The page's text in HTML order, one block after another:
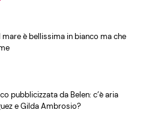
mare è bellissima in bianco ma che
pubblicizzata da Belen: c’è aria
e Gilda Ambrosio?